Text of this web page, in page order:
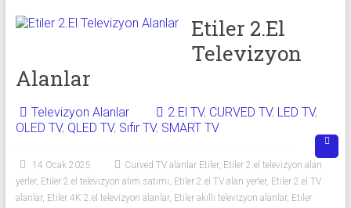
Televizyon
|
TV
Alanlar
İkinci
El
Etiler 2.El
Televizyon
Alanlar
Televizyon Alanlar 2.El TV, CURVED TV, LED TV,
OLED TV, QLED TV, Sıfır TV, SMART TV
14 Ocak 2025 Curved TV alanlar Etiler, Etiler 2.el televizyon alan
yerler, Etiler 2.el televizyon alım satımı, Etiler 2.el TV alan yerler, Etiler 2.el TV
alanlar, Etiler 4K 2.el televizyon alanlar, Etiler akıllı televizyon alanlar, Etiler